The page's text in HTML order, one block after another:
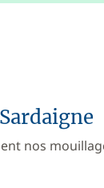
nos